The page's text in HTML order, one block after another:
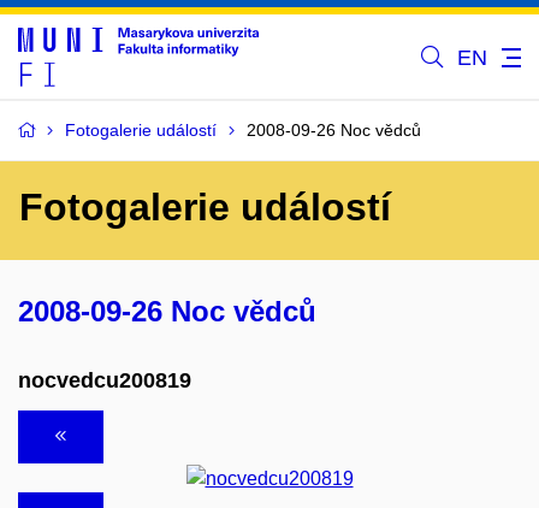
EN
Fotogalerie událostí 2008-09-26 Noc vědců
Fotogalerie událostí
2008-09-26 Noc vědců
nocvedcu200819